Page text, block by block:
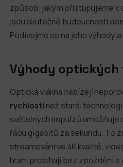
způsob, jakým přistupujeme k
jsou skutečně budoucností
Podívejme se na jeho výhody a
Výhody optických
Optická vlákna nabízejí
rychlosti než starší
světelných impulzů umožňuje
řádu gigabitů za sekundu. To
streamování ve 4K kvalitě,
hraní probíhají bez zpoždění a